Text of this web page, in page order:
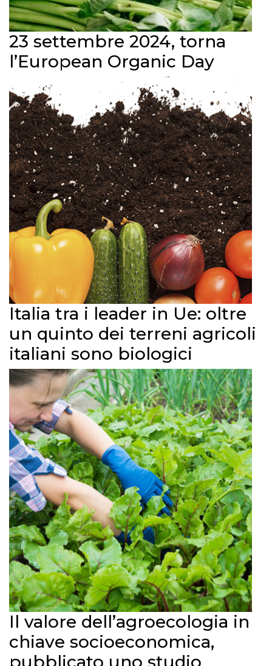
23 settembre 2024, torna
l’European Organic Day
Italia tra i leader in Ue: oltre
un quinto dei terreni agricoli
italiani sono biologici
Il valore dell’agroecologia in
chiave socioeconomica,
pubblicato uno studio